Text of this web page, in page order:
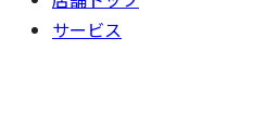
サービス